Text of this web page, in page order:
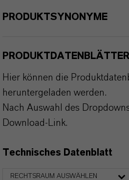
PRODUKTSYNONYME
PRODUKTDATENBLÄTTER
Hier können die
heruntergeladen werden.
Nach Auswahl des
Download-Link.
Technisches Datenblatt
RECHTSRAUM AUSWÄHLEN